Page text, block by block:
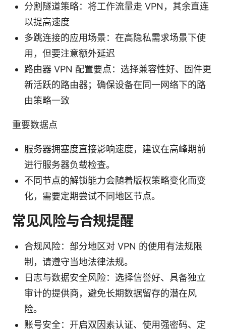
分割隧道策略：将工作流量走 VPN，其余直连
以提高速度
多跳连接的应用场景：在高隐私需求场景下使
用，但要注意额外延迟
路由器 VPN 配置要点：选择兼容性好、固件更
新活跃的路由器；确保设备在同一网络下的路
由策略一致
重要数据点
服务器拥塞度直接影响速度，建议在高峰期前
进行服务器负载检查。
不同节点的解锁能力会随着版权策略变化而变
化，需要定期尝试不同地区节点。
常见风险与合规提醒
合规风险：部分地区对 VPN 的使用有法规限
制，请遵守当地法律法规。
日志与数据安全风险：选择信誉好、具备独立
审计的提供商，避免长期数据留存的潜在风
险。
账号安全：开启双因素认证、使用强密码、定